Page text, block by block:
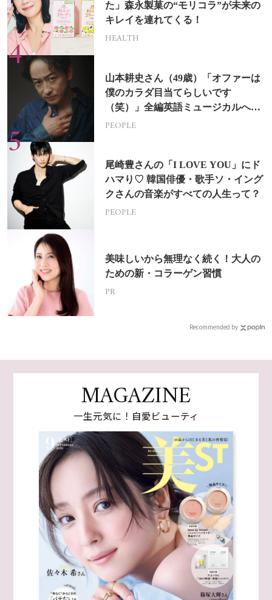
た」森永製菓の“モリコラ”が未来の
キレイを連れてくる！
HEALTH
山本耕史さん（49歳）「オファーは
僕のカラダ目当てらしいです
（笑）」全編英語ミュージカルへの
挑戦
PEOPLE
尾崎豊さんの「I LOVE YOU」にド
ハマり♡ 韓国俳優・歌手ソ・イング
クさんの音楽がすべての人生って？
PEOPLE
美味しいから無理なく続く！大人の
ための新・コラーゲン習慣
PR
Recommended by
MAGAZINE
一生元気に！自愛ビューティ